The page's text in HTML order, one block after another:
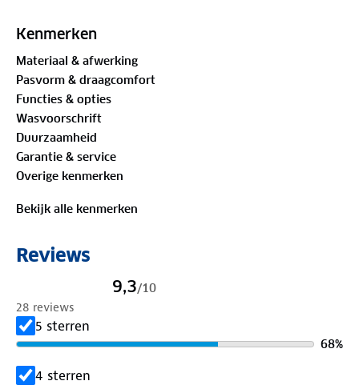
96%gerecycled polyester
Is je kleding aan vervanging toe? Lever het in bij
onze winkels. Wij geven er een nieuwe bestemming
aan.
Kenmerken
Materiaal & afwerking
Pasvorm & draagcomfort
Functies & opties
Wasvoorschrift
Duurzaamheid
Garantie & service
Overige kenmerken
Bekijk alle kenmerken
Reviews
9,3/10
28 reviews
5 sterren
68%
4 sterren